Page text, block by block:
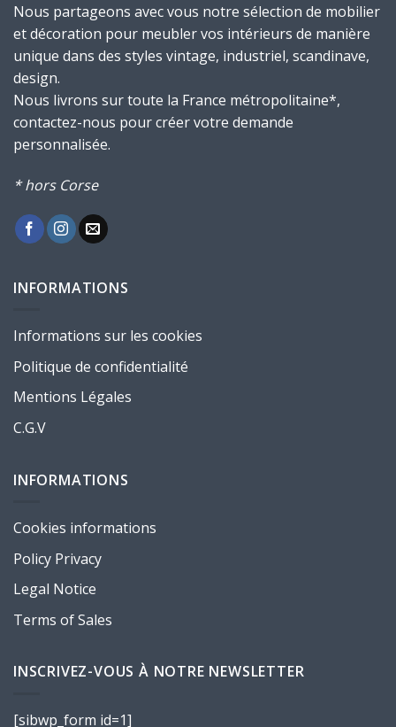
Nous partageons avec vous notre sélection de mobilier
et décoration pour meubler vos intérieurs de manière
unique dans des styles vintage, industriel, scandinave,
design.
Nous livrons sur toute la France métropolitaine*,
contactez-nous pour créer votre demande
personnalisée.
* hors Corse
INFORMATIONS
Informations sur les cookies
Politique de confidentialité
Mentions Légales
C.G.V
INFORMATIONS
Cookies informations
Policy Privacy
Legal Notice
Terms of Sales
INSCRIVEZ-VOUS À NOTRE NEWSLETTER
[sibwp_form id=1]